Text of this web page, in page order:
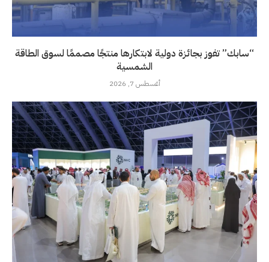
“سابك” تفوز بجائزة دولية لابتكارها منتجًا مصممًا لسوق الطاقة
الشمسية
أغسطس 7, 2026